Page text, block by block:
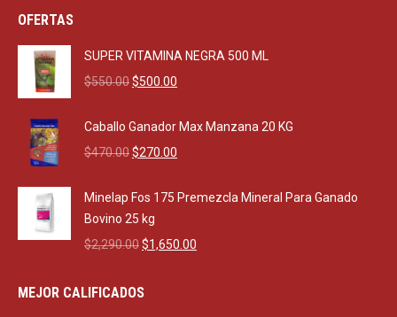
OFERTAS
SUPER VITAMINA NEGRA 500 ML
$550.00Original
was:
$550.00.
$500.00
is:
Caballo Ganador Max Manzana 20 KG
$470.00Original
was:
$470.00.
$270.00
is:
Minelap Fos 175 Premezcla Mineral Para Ganado
Bovino 25 kg
$2,290.00Original
was:
$1,650.00
MEJOR CALIFICADOS